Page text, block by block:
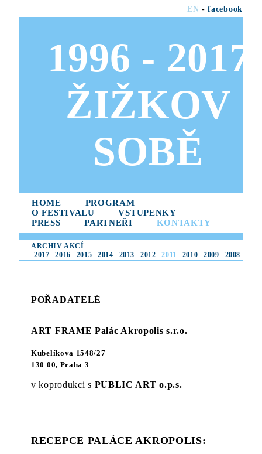
EN -facebook
1996 - 2017
ŽIŽKOV
SOBĚ
HOME
PROGRAM
O FESTIVALU
VSTUPENKY
PRESS
PARTNEŘI KONTAKTY
ARCHIV AKCÍ
2017
2016 2015 2014 2013 2012 2011 2010 2009 2008
POŘADATELÉ
ART FRAME Palác Akropolis s.r.o.
Kubelíkova 1548/27
130 00, Praha 3
v koprodukci s PUBLIC ART o.p.s.
RECEPCE PALÁCE AKROPOLIS: